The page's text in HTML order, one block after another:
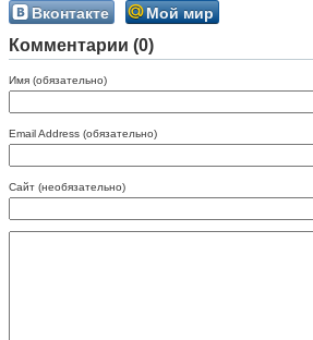
Вконтакте Мой мир
Комментарии (0)
Имя (обязательно)
Email Address (обязательно)
Сайт (необязательно)